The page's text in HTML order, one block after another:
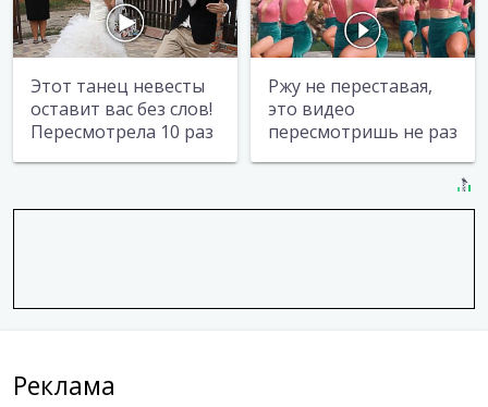
Этот танец невесты
оставит вас без слов!
Пересмотрела 10 раз
Ржу не переставая,
это видео
пересмотришь не раз
Реклама